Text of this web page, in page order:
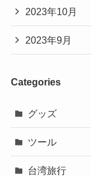
2023年10月
2023年9月
Categories
グッズ
ツール
台湾旅行